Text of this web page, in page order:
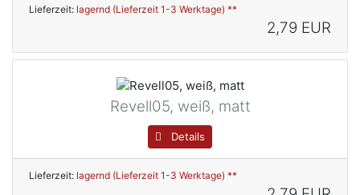
Lieferzeit: lagernd (Lieferzeit 1-3 Werktage) **
2,79 EUR
Revell05, weiß, matt
Details
Lieferzeit: lagernd (Lieferzeit 1-3 Werktage) **